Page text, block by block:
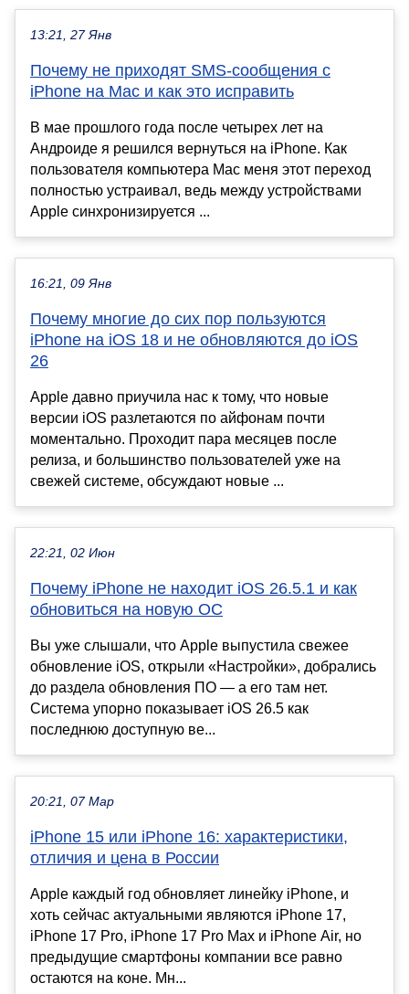
13:21, 27 Янв
Почему не приходят SMS-сообщения с
iPhone на Mac и как это исправить
В мае прошлого года после четырех лет на
Андроиде я решился вернуться на iPhone. Как
пользователя компьютера Mac меня этот переход
полностью устраивал, ведь между устройствами
Apple синхронизируется ...
16:21, 09 Янв
Почему многие до сих пор пользуются
iPhone на iOS 18 и не обновляются до iOS
26
Apple давно приучила нас к тому, что новые
версии iOS разлетаются по айфонам почти
моментально. Проходит пара месяцев после
релиза, и большинство пользователей уже на
свежей системе, обсуждают новые ...
22:21, 02 Июн
Почему iPhone не находит iOS 26.5.1 и как
обновиться на новую ОС
Вы уже слышали, что Apple выпустила свежее
обновление iOS, открыли «Настройки», добрались
до раздела обновления ПО — а его там нет.
Система упорно показывает iOS 26.5 как
последнюю доступную ве...
20:21, 07 Мар
iPhone 15 или iPhone 16: характеристики,
отличия и цена в России
Apple каждый год обновляет линейку iPhone, и
хоть сейчас актуальными являются iPhone 17,
iPhone 17 Pro, iPhone 17 Pro Max и iPhone Air, но
предыдущие смартфоны компании все равно
остаются на коне. Мн...